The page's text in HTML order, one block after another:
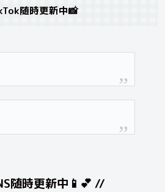
随時更新中📸
随時更新中📱💕 //